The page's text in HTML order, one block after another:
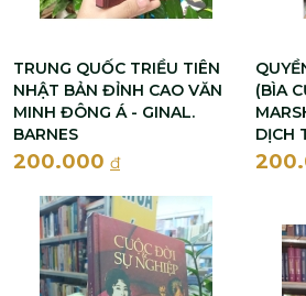
TRUNG QUỐC TRIỀU TIÊN
NHẬT BẢN ĐỈNH CAO VĂN
MINH ĐÔNG Á - GINAL.
BARNES
200.000 đ
(BÌA
DỊCH